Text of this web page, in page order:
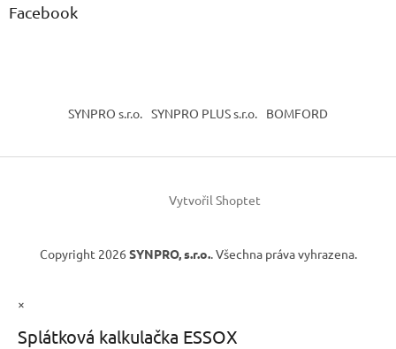
Facebook
SYNPRO s.r.o. SYNPRO PLUS s.r.o. BOMFORD
Vytvořil Shoptet
Copyright 2026 SYNPRO, s.r.o.. Všechna práva vyhrazena.
×
Splátková kalkulačka ESSOX